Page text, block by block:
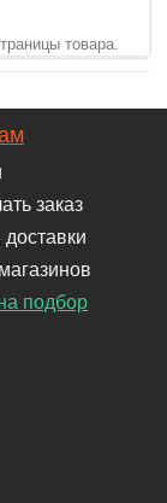
товара.
заказ
подбор